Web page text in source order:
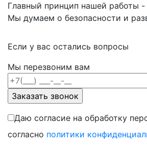
Главный принцип нашей работы -
Мы думаем о безопасности и
Если у вас остались вопросы
Мы перезвоним вам
Даю согласие на обработку
согласно политики